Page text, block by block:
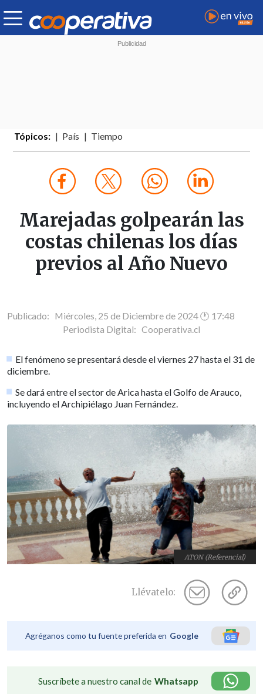
Tópicos: País Tiempo
Marejadas golpearán las
costas chilenas los días
previos al Año Nuevo
Publicado: Miércoles, 25 de Diciembre de 2024 🕐 17:48
Periodista Digital: Cooperativa.cl
El fenómeno se presentará desde el viernes 27 hasta el 31 de
diciembre.
Se dará entre el sector de Arica hasta el Golfo de Arauco,
incluyendo el Archipiélago Juan Fernández.
ATON (Referencial)
Llévatelo:
Agréganos como tu fuente preferida en Google
Suscríbete a nuestro canal de Whatsapp